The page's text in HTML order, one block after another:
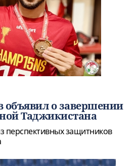
объявил о завершении
Таджикистана
перспективных защитников